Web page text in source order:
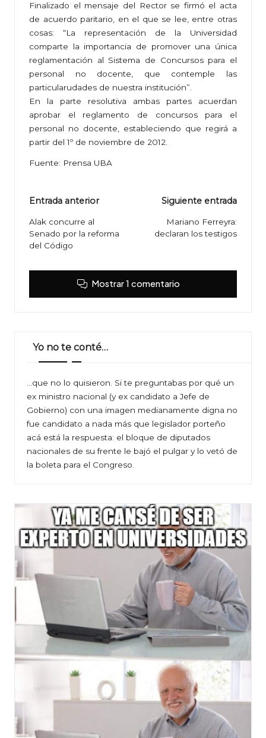
Finalizado el mensaje del Rector se firmó el acta
de acuerdo paritario, en el que se lee, entre otras
cosas: “La representación de la Universidad
comparte la importancia de promover una única
reglamentación al Sistema de Concursos para el
personal no docente, que contemple las
particularudades de nuestra institución”.
En la parte resolutiva ambas partes acuerdan
aprobar el reglamento de concursos para el
personal no docente, estableciendo que regirá a
partir del 1º de noviembre de 2012.
Fuente: Prensa UBA
Navegación
de
entradas
Entrada anterior
Alak concurre al
Senado por la reforma
del Código
Siguiente entrada
Mariano Ferreyra:
declaran los testigos
Mostrar 1 comentario
Yo no te conté…
…que no lo quisieron. Si te preguntabas por qué un
ex ministro nacional (y ex candidato a Jefe de
Gobierno) con una imagen medianamente digna no
fue candidato a nada más que legislador porteño
acá está la respuesta: el bloque de diputados
nacionales de su frente le bajó el pulgar y lo vetó de
la boleta para el Congreso.